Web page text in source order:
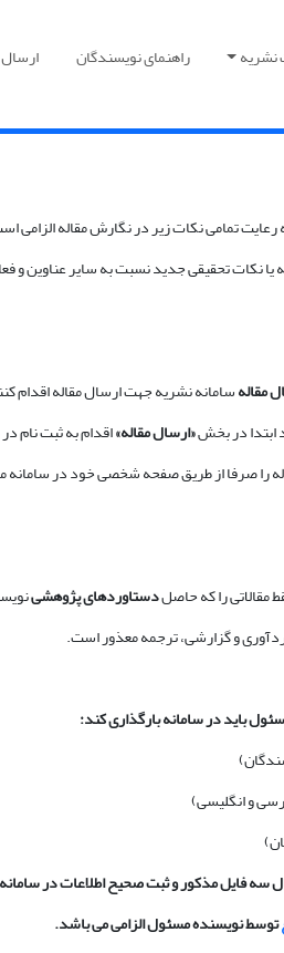
نشریه راهنمای نویسندگان ارسال
تمامی نکات زیر در نگارش مقاله الزامی
یا نکات تحقیقی جدید نسبت به سایر عناوین و
مقالهسامانه نشریه جهت ارسال مقاله اقدام
ابتدا در بخش«ارسال مقاله»اقدام به ثبت نام
را صرفا از طریق صفحه شخصی خود در سامانه
مقالاتی را که حاصلدستاوردهای پژوهشی
و گزارشی، ترجمه معذور است.
باید در سامانه بارگذاری کند:
سه فایل مذکور و ثبت صحیح اطلاعات در
توسط نویسنده مسئول الزامی می باشد.